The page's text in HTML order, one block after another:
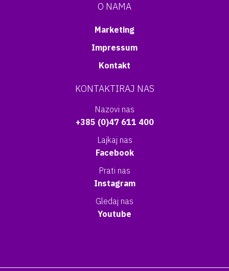
O NAMA
Marketing
Impressum
Kontakt
KONTAKTIRAJ NAS
Nazovi nas
+385 (0)47 611 400
Lajkaj nas
Facebook
Prati nas
Instagram
Gledaj nas
Youtube